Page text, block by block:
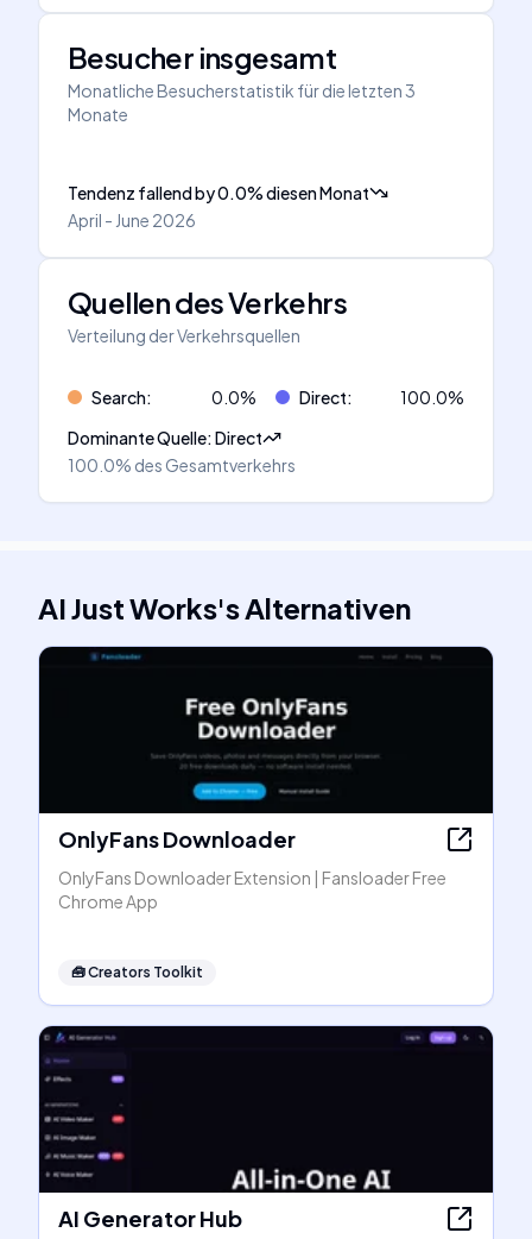
Besucher insgesamt
Monatliche Besucherstatistik für die letzten 3
Monate
Tendenz fallendby0.0%diesen Monat
April - June 2026
Quellen des Verkehrs
Verteilung der Verkehrsquellen
Search: 0.0% Direct: 100.0%
Dominante Quelle:Direct
100.0% des Gesamtverkehrs
AI Just Works'sAlternativen
OnlyFans Downloader
OnlyFans Downloader Extension | Fansloader Free
Chrome App
🧰Creators Toolkit
AI Generator Hub